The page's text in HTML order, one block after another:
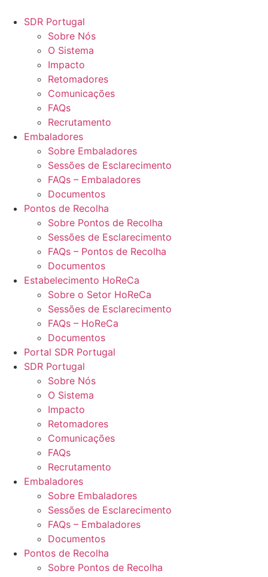
para
conteúdo
SDR Portugal
Sobre Nós
O Sistema
Impacto
Retomadores
Comunicações
FAQs
Recrutamento
Embaladores
Sobre Embaladores
Sessões de Esclarecimento
FAQs – Embaladores
Documentos
Pontos de Recolha
Sobre Pontos de Recolha
Sessões de Esclarecimento
FAQs – Pontos de Recolha
Documentos
Estabelecimento HoReCa
Sobre o Setor HoReCa
Sessões de Esclarecimento
FAQs – HoReCa
Documentos
Portal SDR Portugal
SDR Portugal
Sobre Nós
O Sistema
Impacto
Retomadores
Comunicações
FAQs
Recrutamento
Embaladores
Sobre Embaladores
Sessões de Esclarecimento
FAQs – Embaladores
Documentos
Pontos de Recolha
Sobre Pontos de Recolha